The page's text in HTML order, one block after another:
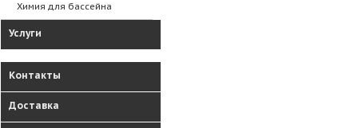
Химия для бассейна
Услуги
Контакты
Доставка